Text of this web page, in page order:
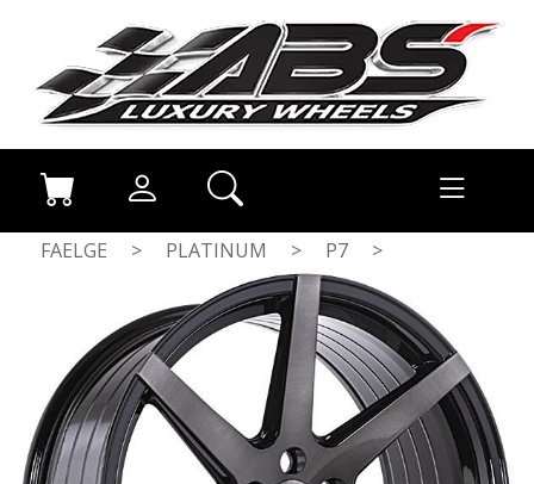
FAELGE > PLATINUM > P7
>